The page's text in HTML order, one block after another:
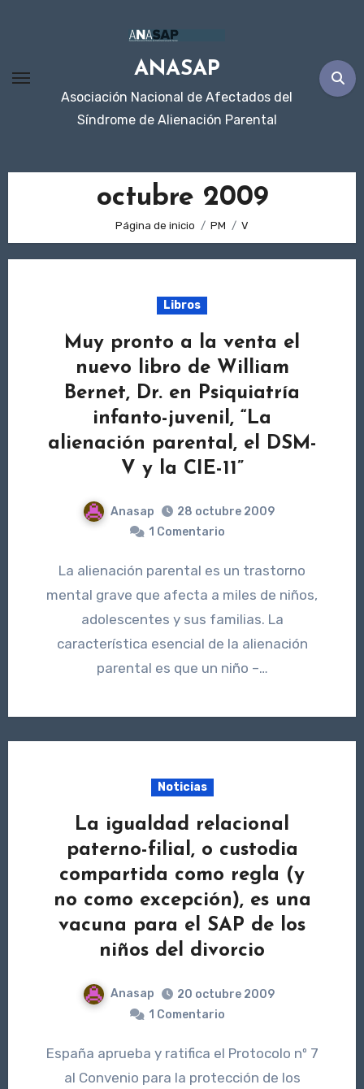
ANASAP
Asociación Nacional de Afectados del
Síndrome de Alienación Parental
octubre 2009
Página de inicio PM V
Libros
Muy pronto a la venta el
nuevo libro de William
Bernet, Dr. en Psiquiatría
infanto-juvenil, “La
alienación parental, el DSM-
V y la CIE-11”
Anasap
28 octubre 2009
1 Comentario
La alienación parental es un trastorno
mental grave que afecta a miles de niños,
adolescentes y sus familias. La
característica esencial de la alienación
parental es que un niño –…
Noticias
La igualdad relacional
paterno-filial, o custodia
compartida como regla (y
no como excepción), es una
vacuna para el SAP de los
niños del divorcio
Anasap
20 octubre 2009
1 Comentario
España aprueba y ratifica el Protocolo nº 7
al Convenio para la protección de los